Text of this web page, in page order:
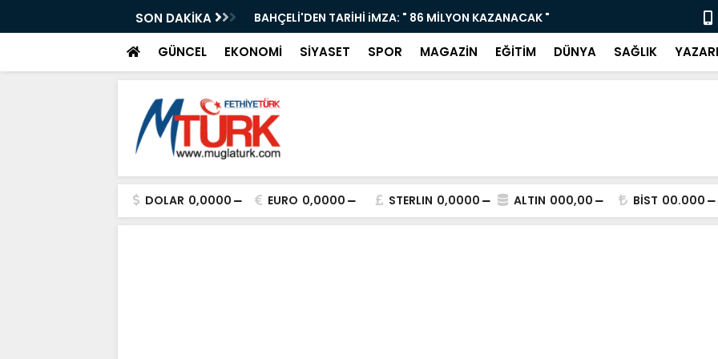
SON DAKİKA
" 86 MİLYON KAZANACAK " Yaz Sanat Kursları Çocukları ve Gençleri Sanatla Buluşturuyor “Bodrum
GÜNCEL EKONOMİ SİYASET SPOR MAGAZİN EĞİTİM DÜNYA SAĞLIK
DOLAR 0,0000 EURO 0,0000 STERLIN 0,0000 ALTIN 000,00 BİST 00.000